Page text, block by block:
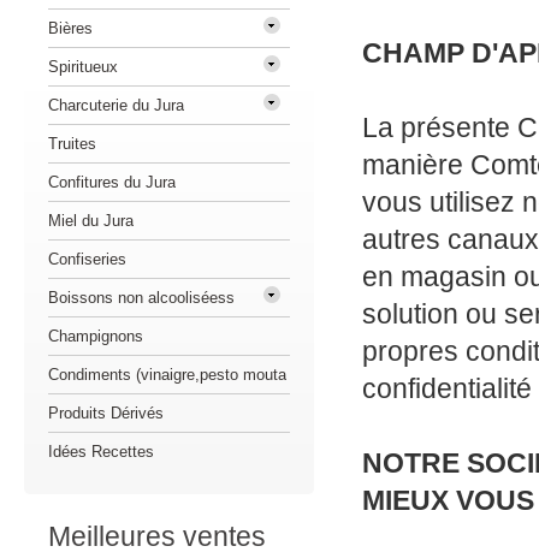
CHAMP
La présente
manière
vous utilisez
autres
en magasin
solution ou
propres
NOTRE
MIEUX
Bières
Spiritueux
Charcuterie du Jura
Truites
Confitures du Jura
Miel du Jura
Confiseries
Boissons non alcooliséess
Champignons
Condiments (vinaigre,pesto mouta
Produits Dérivés
Idées Recettes
Meilleures ventes